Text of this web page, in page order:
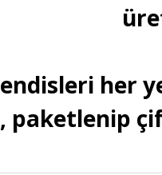
her
paketlenip